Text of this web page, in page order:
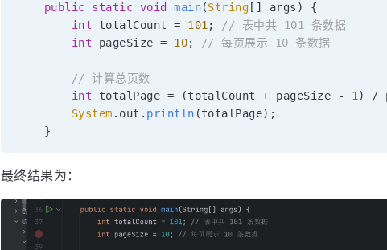
public static void main(String [ ] args )
{
int totalCount = 101;
// 表中共 101 条数据
int pageSize = 10; // 每页展示 10 条数据
// 计算总页数
int totalPage = (totalCount + pageSize - 1) /
System . out . println (totalPage) ;
}
最终结果为：